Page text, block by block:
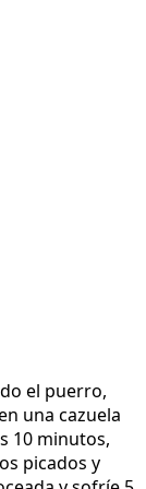
el puerro,
una cazuela
10 minutos,
picados y